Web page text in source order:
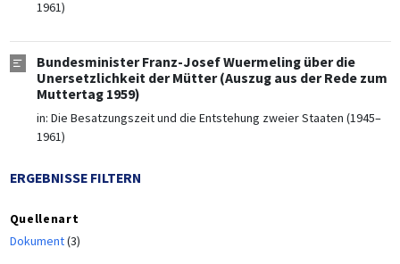
1961)
Bundesminister Franz-Josef Wuermeling über die
Unersetzlichkeit der Mütter (Auszug aus der Rede zum
Muttertag 1959)
in: Die Besatzungszeit und die Entstehung zweier Staaten (1945–
1961)
ERGEBNISSE FILTERN
Quellenart
Dokument(3)